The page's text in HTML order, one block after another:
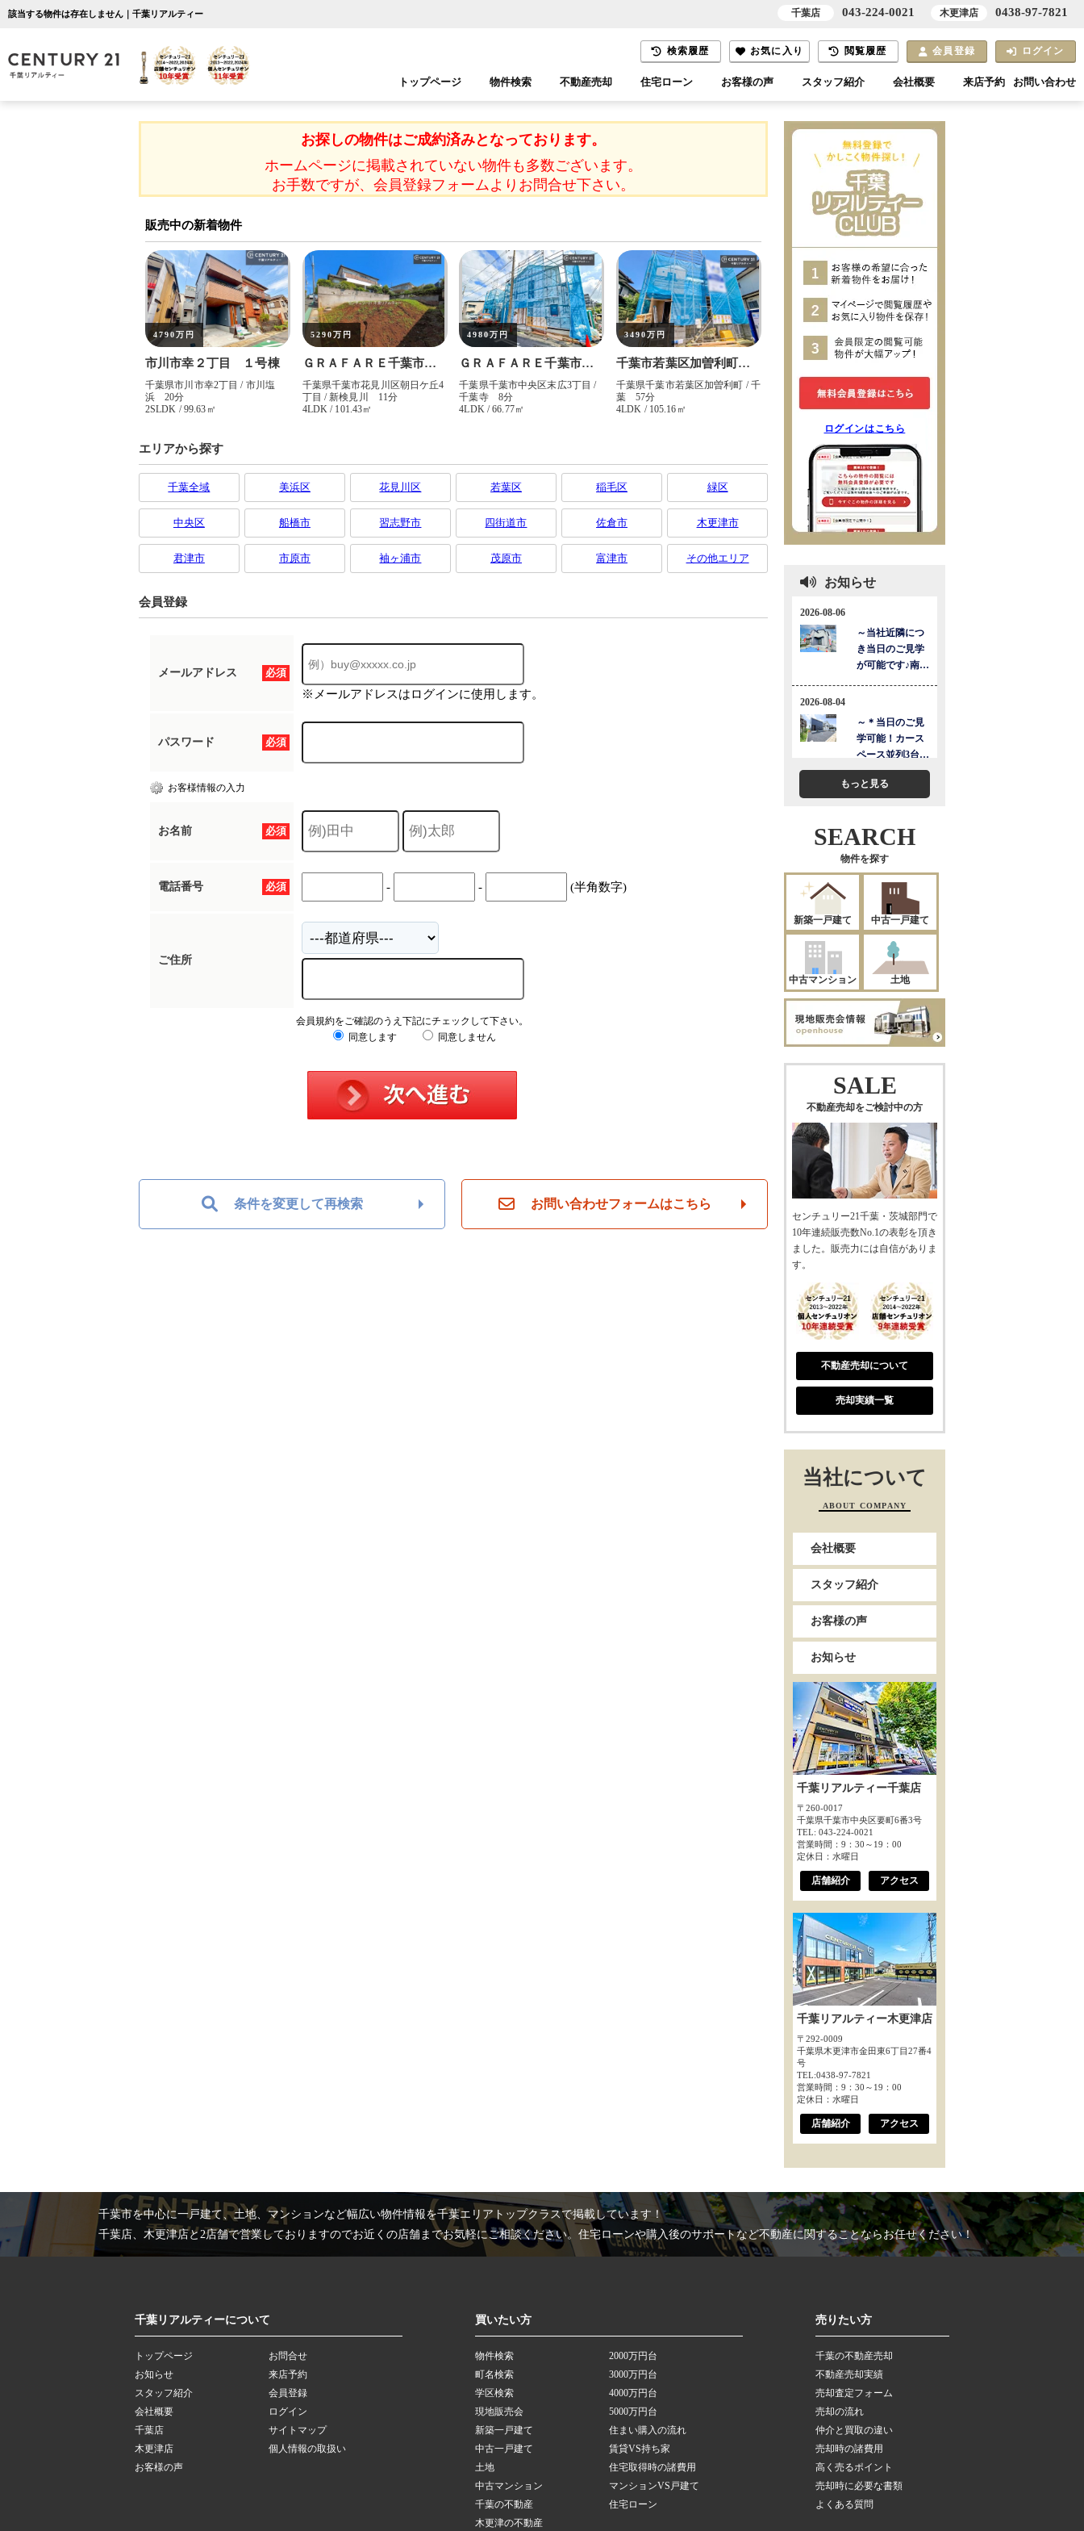
該当する物件は存在しません｜千葉リアルティー
検索履歴 お気に入り 閲覧履歴 会員登録 ログイン
トップページ 物件検索
千葉エリア 木更津エリア
不動産売却 住宅ローン お客様の声 スタッフ紹介 会社概要 来店予約 お問い合わせ
お探しの物件はご成約済みとなっております。
ホームページに掲載されていない物件も多数ございます。
お手数ですが、会員登録フォームよりお問合せ下さい。
エリアから探す
千葉全域 美浜区 花見川区 若葉区 稲毛区 緑区
中央区 船橋市 習志野市 四街道市 佐倉市 木更津市
君津市 市原市 袖ヶ浦市 茂原市 富津市 その他エリア
会員登録
必須
メールアドレス
※メールアドレスはログインに使用します。
必須
パスワード
お客様情報の入力
必須
お名前
必須
電話番号 - - (半角数字)
ご住所
会員規約をご確認のうえ下記にチェックして下さい。
同意します
同意しません
条件を変更して再検索 お問い合わせフォームはこちら
ログインはこちら
お知らせ
もっと見る
SEARCH
物件を探す
新築一戸建て 中古一戸建て
中古マンション 土地
SALE
不動産売却をご検討中の方
センチュリー21千葉・茨城部門で
10年連続販売数No.1の表彰を頂き
ました。販売力には自信がありま
す。
不動産売却について
売却実績一覧
当社について
ABOUT COMPANY
会社概要
スタッフ紹介
お客様の声
お知らせ
千葉リアルティー千葉店
〒260-0017
千葉県千葉市中央区要町6番3号
TEL: 043-224-0021
営業時間：9：30～19：00
定休日：水曜日
店舗紹介 アクセス
千葉リアルティー木更津店
〒292-0009
千葉県木更津市金田東6丁目27番4
号
TEL:0438-97-7821
営業時間：9：30～19：00
定休日：水曜日
店舗紹介 アクセス
千葉市を中心に一戸建て、土地、マンションなど幅広い物件情報を千葉エリアトップクラスで掲載しています！
千葉店、木更津店と2店舗で営業しておりますのでお近くの店舗までお気軽にご相談ください。住宅ローンや購入後のサポートなど不動産に関することならお任せください！
千葉リアルティーについて
トップページ
お知らせ
スタッフ紹介
会社概要
千葉店
木更津店
お客様の声
お問合せ
来店予約
会員登録
ログイン
サイトマップ
個人情報の取扱い
買いたい方
物件検索
町名検索
学区検索
現地販売会
新築一戸建て
中古一戸建て
土地
中古マンション
千葉の不動産
木更津の不動産
2000万円台
3000万円台
4000万円台
5000万円台
住まい購入の流れ
賃貸VS持ち家
住宅取得時の諸費用
マンションVS戸建て
住宅ローン
売りたい方
千葉の不動産売却
不動産売却実績
売却査定フォーム
売却の流れ
仲介と買取の違い
売却時の諸費用
高く売るポイント
売却時に必要な書類
よくある質問
千葉店 043-224-0021 木更津店 0438-97-7821